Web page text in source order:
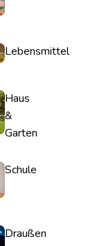
Lebensmittel
Haus
&
Garten
Schule
Draußen